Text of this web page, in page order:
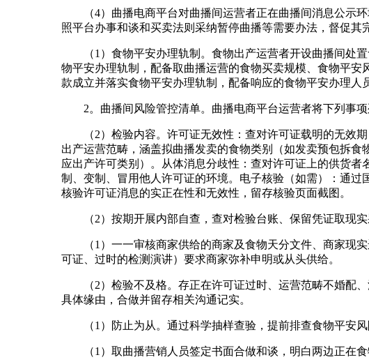
（4）曲播电商平台对曲播间运营者正在曲播间消息公示环
照平台办事和谈和买卖法则采纳暂停曲播等需要办法，督促其
（1）食物平安办理轨制。食物出产运营者开设曲播间处置
物平安办理轨制，配备取曲播运营的食物买卖规模、食物平
款成立并落实食物平安办理轨制，配备响应的食物平安办理人
2。曲播间风险管控清单。曲播电商平台运营者将下列事项
（2）检验内容。许可证无效性：查对许可证载明的无效期
出产运营范畴，涵盖拟曲播发卖的食物类别（如发卖预包拆
应出产许可类别）。从体消息分歧性：查对许可证上的供货
制、变制、冒用他人许可证的环境。电子核验（如需）：通
核验许可证消息的实正在性和无效性，留存核验页面截图。
（2）按期开展内部自查，查对检验台账、保留凭证取现实
（1）一一审核商家供给的商家及食物天分文件、商家现实
可证、过时的检测演讲）要求商家弥补申明或从头供给。
（2）检验不及格。存正在许可证过时、运营范畴不婚配、
具体缘由，合做并留存相关沟通记实。
（1）防止为从。通过科学抽样查验，提前排查食物平安风
（1）取曲播营销人员签定书面合做和谈，明白两边正在食